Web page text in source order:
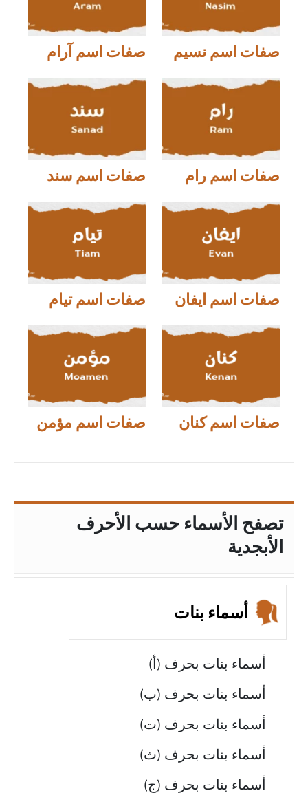
صفات اسم نسيم صفات اسم آرام
صفات اسم رام صفات اسم سند
صفات اسم ايفان صفات اسم تيام
صفات اسم كنان صفات اسم مؤمن
تصفح الأسماء حسب الأحرف
الأبجدية
أسماء بنات
أسماء بنات بحرف (أ)
أسماء بنات بحرف (ب)
أسماء بنات بحرف (ت)
أسماء بنات بحرف (ث)
أسماء بنات بحرف (ج)